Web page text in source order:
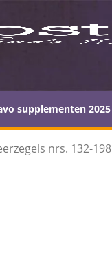
supplementen 2025
nrs. 132-198